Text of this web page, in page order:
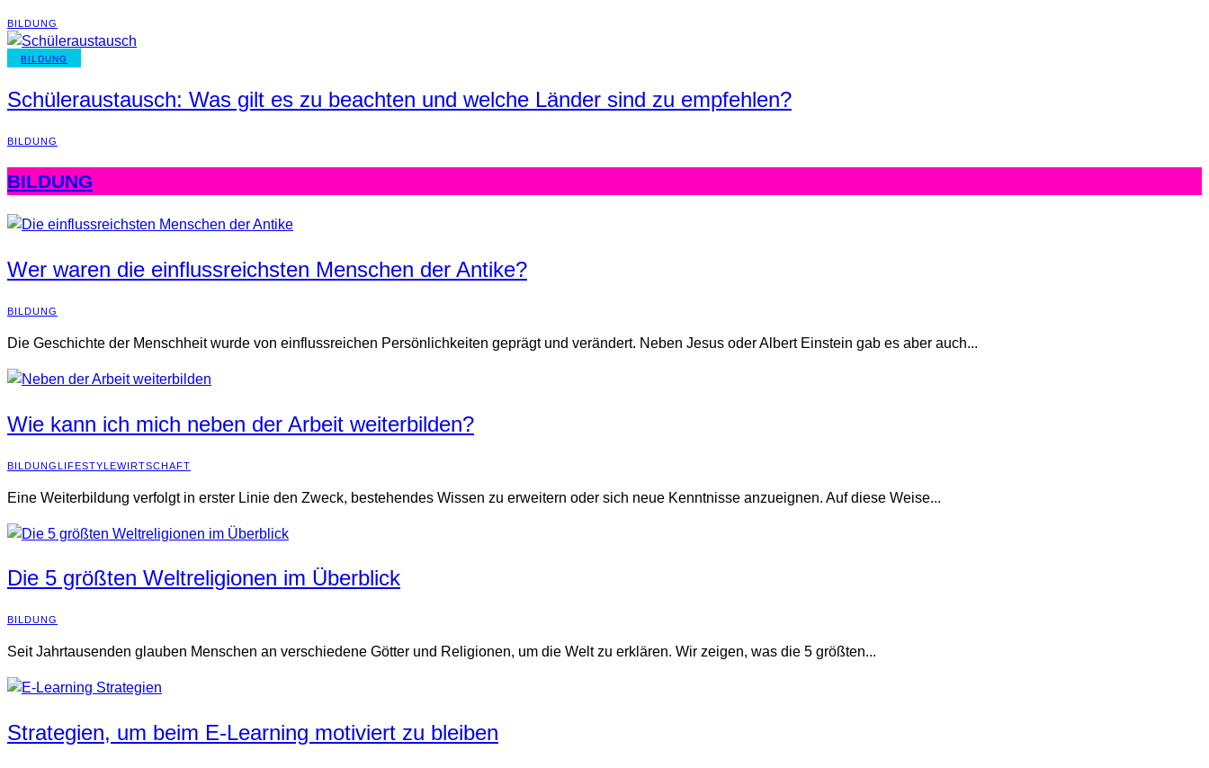
BILDUNG
BILDUNG
Schüleraustausch: Was gilt es zu beachten und welche Länder sind zu empfehlen?
BILDUNG
BILDUNG
Wer waren die einflussreichsten Menschen der Antike?
BILDUNG
Die Geschichte der Menschheit wurde von einflussreichen Persönlichkeiten geprägt und verändert. Neben Jesus oder Albert Einstein gab es aber auch...
Wie kann ich mich neben der Arbeit weiterbilden?
BILDUNGLIFESTYLEWIRTSCHAFT
Eine Weiterbildung verfolgt in erster Linie den Zweck, bestehendes Wissen zu erweitern oder sich neue Kenntnisse anzueignen. Auf diese Weise...
Die 5 größten Weltreligionen im Überblick
BILDUNG
Seit Jahrtausenden glauben Menschen an verschiedene Götter und Religionen, um die Welt zu erklären. Wir zeigen, was die 5 größten...
Strategien, um beim E-Learning motiviert zu bleiben